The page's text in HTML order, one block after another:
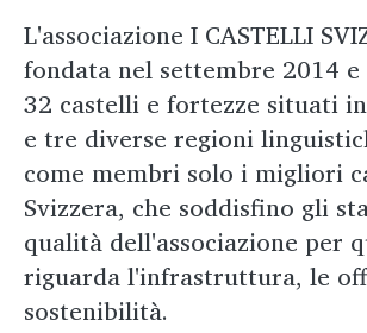
L'associazione I CASTELLI
fondata nel settembre 2014
32 castelli e fortezze situati
e tre diverse regioni
come membri solo i migliori
Svizzera, che soddisfino gli
qualità dell'associazione per
riguarda l'infrastruttura, le
sostenibilità.